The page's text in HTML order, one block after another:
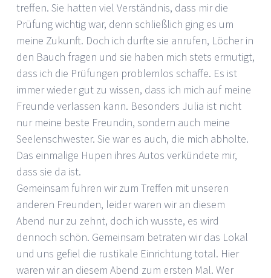
treffen. Sie hatten viel Verständnis, dass mir die
Prüfung wichtig war, denn schließlich ging es um
meine Zukunft. Doch ich durfte sie anrufen, Löcher in
den Bauch fragen und sie haben mich stets ermutigt,
dass ich die Prüfungen problemlos schaffe. Es ist
immer wieder gut zu wissen, dass ich mich auf meine
Freunde verlassen kann. Besonders Julia ist nicht
nur meine beste Freundin, sondern auch meine
Seelenschwester. Sie war es auch, die mich abholte.
Das einmalige Hupen ihres Autos verkündete mir,
dass sie da ist.
Gemeinsam fuhren wir zum Treffen mit unseren
anderen Freunden, leider waren wir an diesem
Abend nur zu zehnt, doch ich wusste, es wird
dennoch schön. Gemeinsam betraten wir das Lokal
und uns gefiel die rustikale Einrichtung total. Hier
waren wir an diesem Abend zum ersten Mal. Wer